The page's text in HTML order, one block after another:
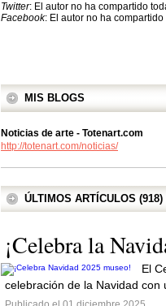
Twitter: El autor no ha compartido
Facebook: El autor no ha
MIS BLOGS
Noticias de arte - Totenart.com
http://totenart.com/noticias/
ÚLTIMOS ARTÍCULOS (918)
¡Celebra la
El
celebración de la Navidad con